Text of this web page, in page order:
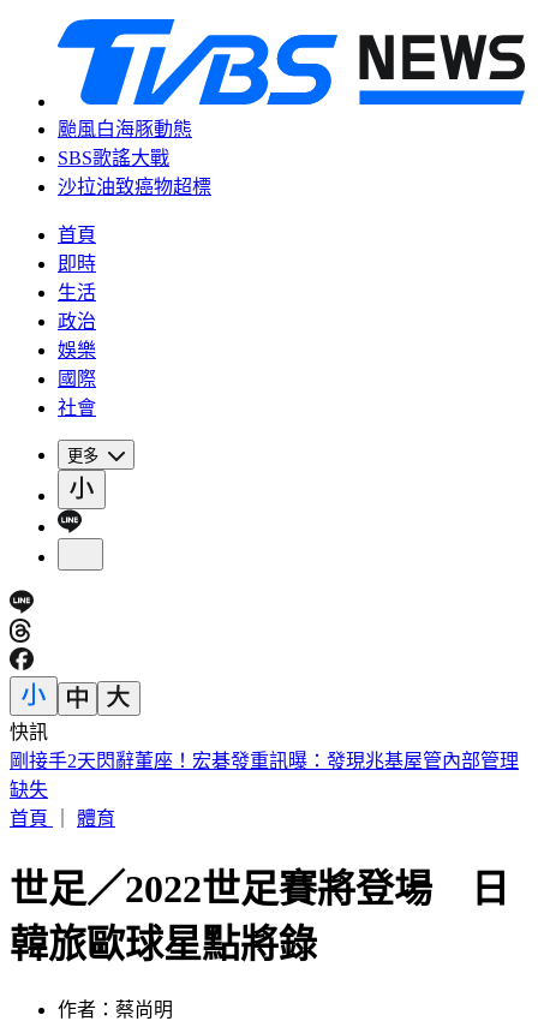
颱風白海豚動態
SBS歌謠大戰
沙拉油致癌物超標
首頁
即時
生活
政治
娛樂
國際
社會
更多
快訊
陳妍希母子同框！帥兒正面照罕見曝光 「濃眉大眼」顏值驚
人
首頁
體育
世足／2022世足賽將登場 日
韓旅歐球星點將錄
作者：蔡尚明